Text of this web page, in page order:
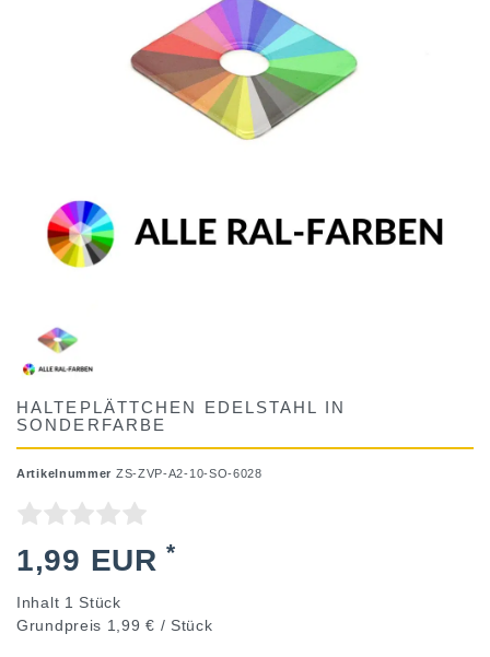
HALTEPLÄTTCHEN EDELSTAHL IN
SONDERFARBE
Artikelnummer ZS-ZVP-A2-10-SO-6028
1,99 EUR*
Inhalt 1 Stück
Grundpreis 1,99 € / Stück